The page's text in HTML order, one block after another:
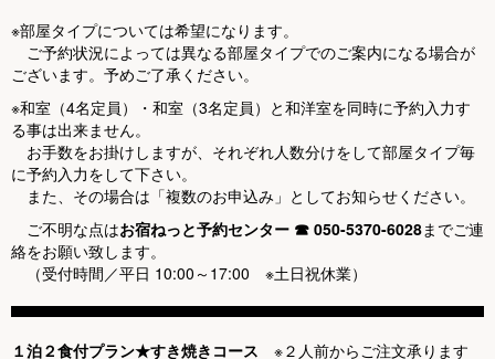
※部屋タイプについては希望になります。
ご予約状況によっては異なる部屋タイプでのご案内になる場合が
ございます。予めご了承ください。
※和室（4名定員）・和室（3名定員）と和洋室を同時に予約入力す
る事は出来ません。
お手数をお掛けしますが、それぞれ人数分けをして部屋タイプ毎
に予約入力をして下さい。
また、その場合は「複数のお申込み」としてお知らせください。
ご不明な点はお宿ねっと予約センター ☎ 050-5370-6028までご連
絡をお願い致します。
（受付時間／平日 10:00～17:00 ※土日祝休業）
１泊２食付プラン★すき焼きコース ※２人前からご注文承ります